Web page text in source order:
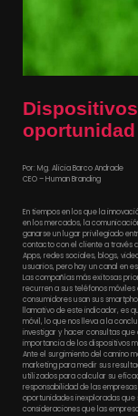
Por: Mg. Alicia Barco Andrade
CEO – Human Branding
En tiempos en los que la
en los mercados, la
ganarse un lugar privilegiado
contacto con el cliente a través
Apps, redes sociales, blogs,
usuarios, pero hay un canal en
Las compañías más exitosas
recurren a sus teléfonos móviles
consumidores usan sus
llamativo de este indicador, es
móvil, lo que nos lleva a la
investigar y hacer consultas
importancia de los dispositivos
Ante el surgimiento del camino
marketing para medir sus
utilizados para calcular su
responsabilidad de las
oportunidades inexploradas que
consideraciones que las